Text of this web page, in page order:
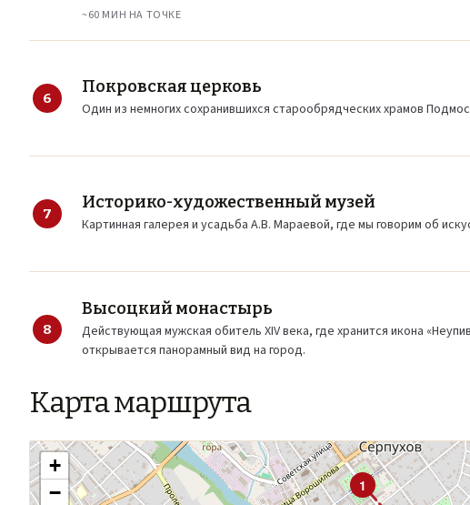
~60 МИН НА ТОЧКЕ
6
Покровская церковь
Один из немногих сохранившихся старообрядческих храмов
7
Историко-художественный музей
Картинная галерея и усадьба А.В. Мараевой, где мы говорим об
8
Высоцкий монастырь
Действующая мужская обитель XIV века, где хранится икона
открывается панорамный вид на город.
Карта маршрута
1
+
−